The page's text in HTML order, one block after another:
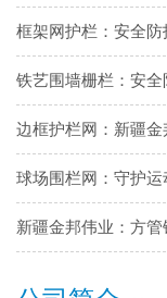
铁艺围墙栅栏：安
边框护栏网：新疆
球场围栏网：守护运
新疆金邦伟业：方
新疆金邦伟业道路
钢板网：城市基建与